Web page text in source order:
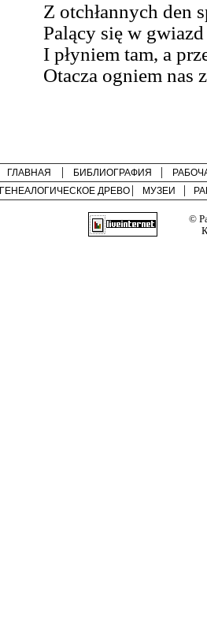
Z otchłannych den
Palący się w
I płyniem tam, a
Otacza ogniem nas
ГЛАВНАЯ БИБЛИОГРАФИЯ
ГЕНЕАЛОГИЧЕСКОЕ ДРЕВО
МУЗЕИ
©